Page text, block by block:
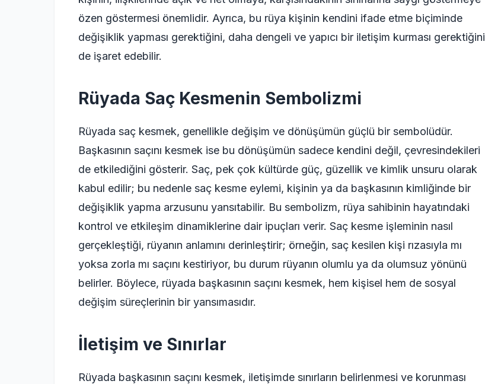
özen göstermesi önemlidir. Ayrıca, bu rüya kişinin kendini ifade etme biçiminde
değişiklik yapması gerektiğini, daha dengeli ve yapıcı bir iletişim kurması gerektiğini
de işaret edebilir.
Rüyada Saç Kesmenin Sembolizmi
Rüyada saç kesmek, genellikle değişim ve dönüşümün güçlü bir sembolüdür.
Başkasının saçını kesmek ise bu dönüşümün sadece kendini değil, çevresindekileri
de etkilediğini gösterir. Saç, pek çok kültürde güç, güzellik ve kimlik unsuru olarak
kabul edilir; bu nedenle saç kesme eylemi, kişinin ya da başkasının kimliğinde bir
değişiklik yapma arzusunu yansıtabilir. Bu sembolizm, rüya sahibinin hayatındaki
kontrol ve etkileşim dinamiklerine dair ipuçları verir. Saç kesme işleminin nasıl
gerçekleştiği, rüyanın anlamını derinleştirir; örneğin, saç kesilen kişi rızasıyla mı
yoksa zorla mı saçını kestiriyor, bu durum rüyanın olumlu ya da olumsuz yönünü
belirler. Böylece, rüyada başkasının saçını kesmek, hem kişisel hem de sosyal
değişim süreçlerinin bir yansımasıdır.
İletişim ve Sınırlar
Rüyada başkasının saçını kesmek, iletişimde sınırların belirlenmesi ve korunması